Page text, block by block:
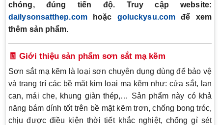
chóng, đúng tiến độ. Truy cập website:
dailysonsatthep.comhoặc goluckysu.com để xem
thêm sản phẩm.
🧾 Giới thiệu sản phẩm sơn sắt mạ kẽm
Sơn sắt mạ kẽm là loại sơn chuyên dụng dùng để bảo vệ
và trang trí các bề mặt kim loại mạ kẽm như: cửa sắt, lan
can, mái che, khung giàn thép,… Sản phẩm này có khả
năng bám dính tốt trên bề mặt kẽm trơn, chống bong tróc,
chịu được điều kiện thời tiết khắc nghiệt, chống gỉ sét